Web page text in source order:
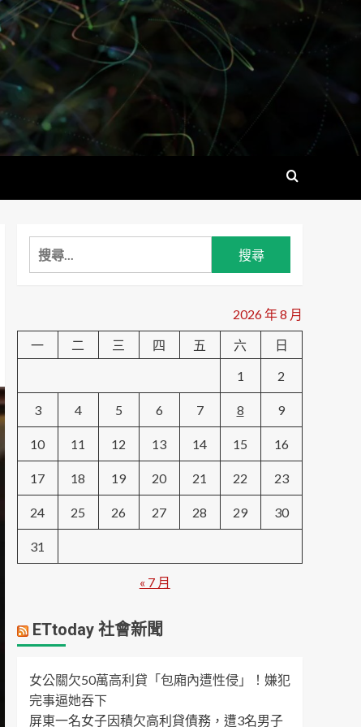
搜
尋
字:
2026 年 8 月
一
二 三 四 五 六
日
1
2
3 4 5 6 7 8 9
10 11 12 13 14 15 16
17 18 19 20 21 22 23
24 25 26 27 28 29 30
31
« 7 月
ETtoday 社會新聞
女公關欠50萬高利貸「包廂內遭性侵」！嫌犯
完事逼她吞下
屏東一名女子因積欠高利貸債務，遭3名男子